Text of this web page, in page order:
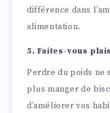
différence dans
alimentation.
5. Faites-vous
Perdre du poids ne
plus manger de
d’améliorer vos